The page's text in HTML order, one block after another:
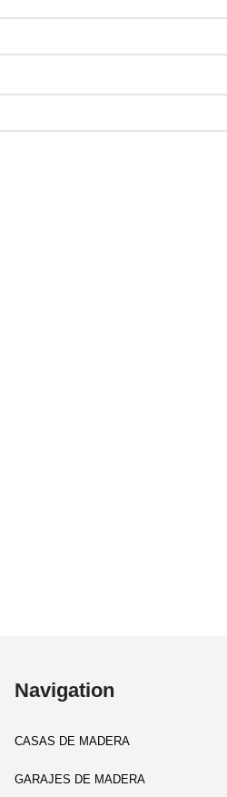
Navigation
CASAS DE MADERA
GARAJES DE MADERA